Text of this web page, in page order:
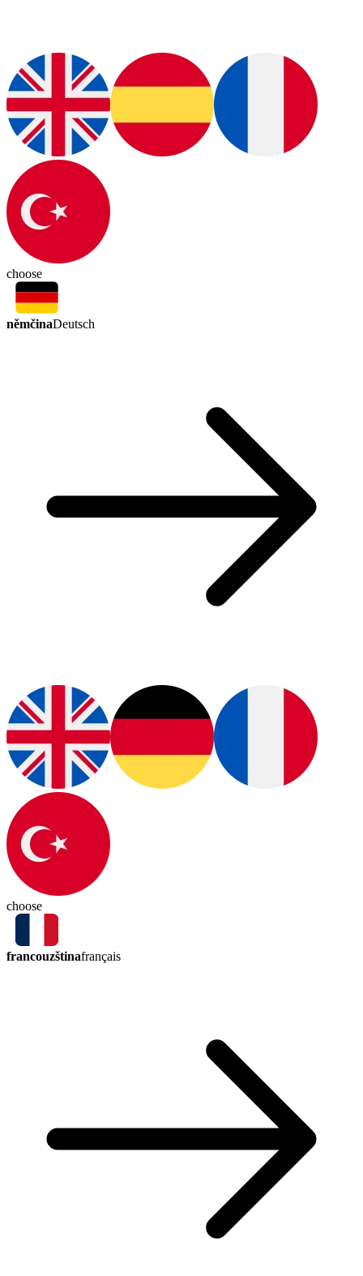
choose
němčinaDeutsch
choose
francouzštinafrançais